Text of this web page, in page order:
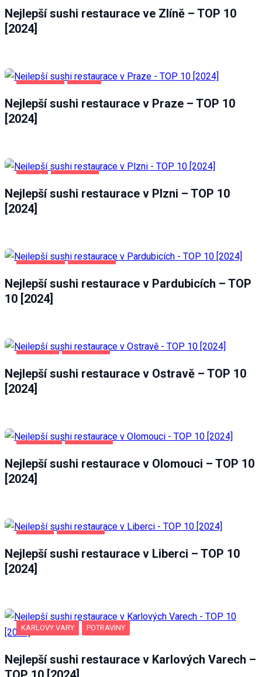
Nejlepší sushi restaurace ve Zlíně – TOP 10
[2024]
Nejlepší sushi restaurace v Praze – TOP 10
[2024]
Nejlepší sushi restaurace v Plzni – TOP 10
[2024]
Nejlepší sushi restaurace v Pardubicích – TOP
10 [2024]
Nejlepší sushi restaurace v Ostravě – TOP 10
[2024]
Nejlepší sushi restaurace v Olomouci – TOP 10
[2024]
Nejlepší sushi restaurace v Liberci – TOP 10
[2024]
KARLOVY VARY POTRAVINY
Nejlepší sushi restaurace v Karlových Varech –